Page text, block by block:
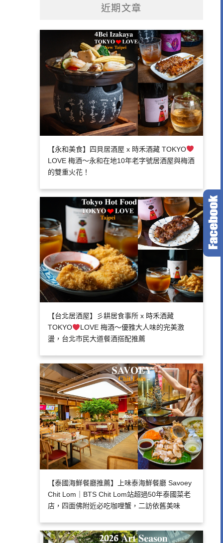
近期文章
【永和美食】四貝居酒屋 x 時禾酒藏 TOKYO
LOVE 梅酒～永和在地10年老字號居酒屋與梅酒
的雙重火花！
【台北居酒屋】彡耕居食事所 x 時禾酒藏
TOKYO
LOVE 梅酒～優雅大人味的完美激
盪，台北市民大道餐酒搭配推薦
【泰國海鮮餐廳推薦】上味泰海鮮餐廳 Savoey
Chit Lom｜BTS Chit Lom站超過50年泰國菜老
店，四面佛附近必吃咖哩蟹，二訪依舊美味